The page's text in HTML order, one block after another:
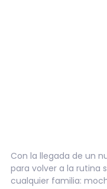
Con la llegada de un
para volver a la rutina
cualquier familia: